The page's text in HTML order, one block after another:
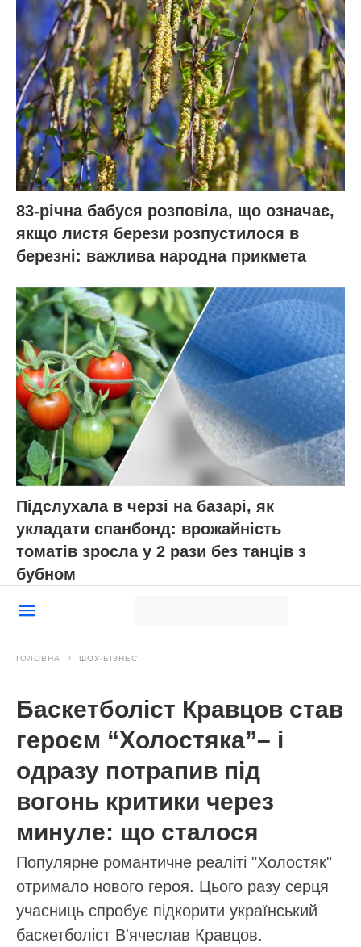
83-річна бабуся розповіла, що означає,
якщо листя берези розпустилося в
березні: важлива народна прикмета
Підслухала в черзі на базарі, як
укладати спанбонд: врожайність
томатів зросла у 2 рази без танців з
бубном